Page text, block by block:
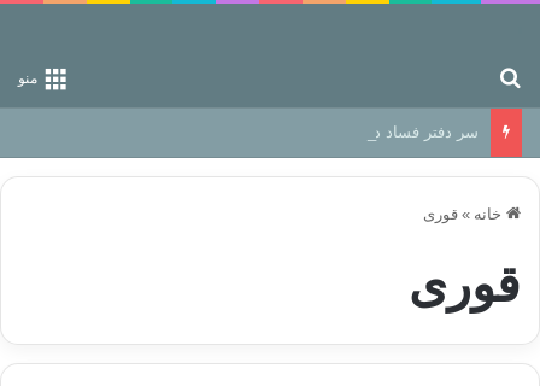
منو
سر دفتر فساد در زمین‌، دوری وکناره‌گیری از راه خداست‌!
خانه » قوری
قوری